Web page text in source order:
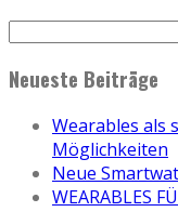
Neueste Beiträge
Wearables als
Möglichkeiten
Neue
WEARABLES